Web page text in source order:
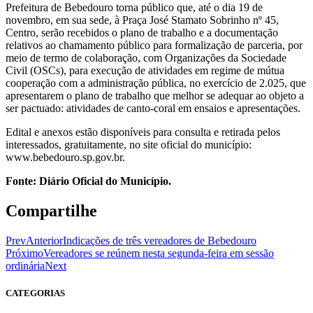
Prefeitura de Bebedouro torna público que, até o dia 19 de
novembro, em sua sede, à Praça José Stamato Sobrinho nº 45,
Centro, serão recebidos o plano de trabalho e a documentação
relativos ao chamamento público para formalização de parceria, por
meio de termo de colaboração, com Organizações da Sociedade
Civil (OSCs), para execução de atividades em regime de mútua
cooperação com a administração pública, no exercício de 2.025, que
apresentarem o plano de trabalho que melhor se adequar ao objeto a
ser pactuado: atividades de canto-coral em ensaios e apresentações.
Edital e anexos estão disponíveis para consulta e retirada pelos
interessados, gratuitamente, no site oficial do município:
www.bebedouro.sp.gov.br.
Fonte: Diário Oficial do Município.
Compartilhe
PrevAnteriorIndicações de três vereadores de Bebedouro
PróximoVereadores se reúnem nesta segunda-feira em sessão
ordináriaNext
CATEGORIAS